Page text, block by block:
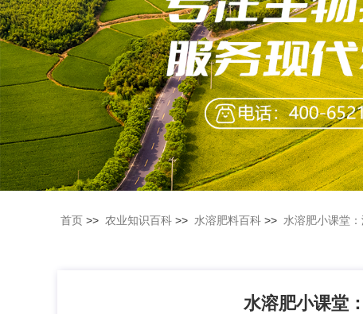
首页 >> 农业知识百科 >> 水溶肥料百科 >> 水溶肥小课堂
水溶肥小课堂